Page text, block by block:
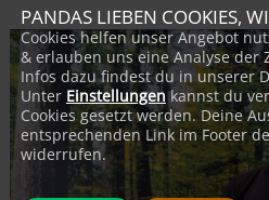
PANDAS LIEBEN COOKIES,
Cookies helfen unser Angebot
& erlauben uns eine Analyse der
Infos dazu findest du in unserer
Unter Einstellungen kannst du
Cookies gesetzt werden. Deine
entsprechenden Link im Footer
widerrufen.